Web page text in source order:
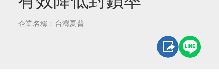
企業名稱：台灣夏普